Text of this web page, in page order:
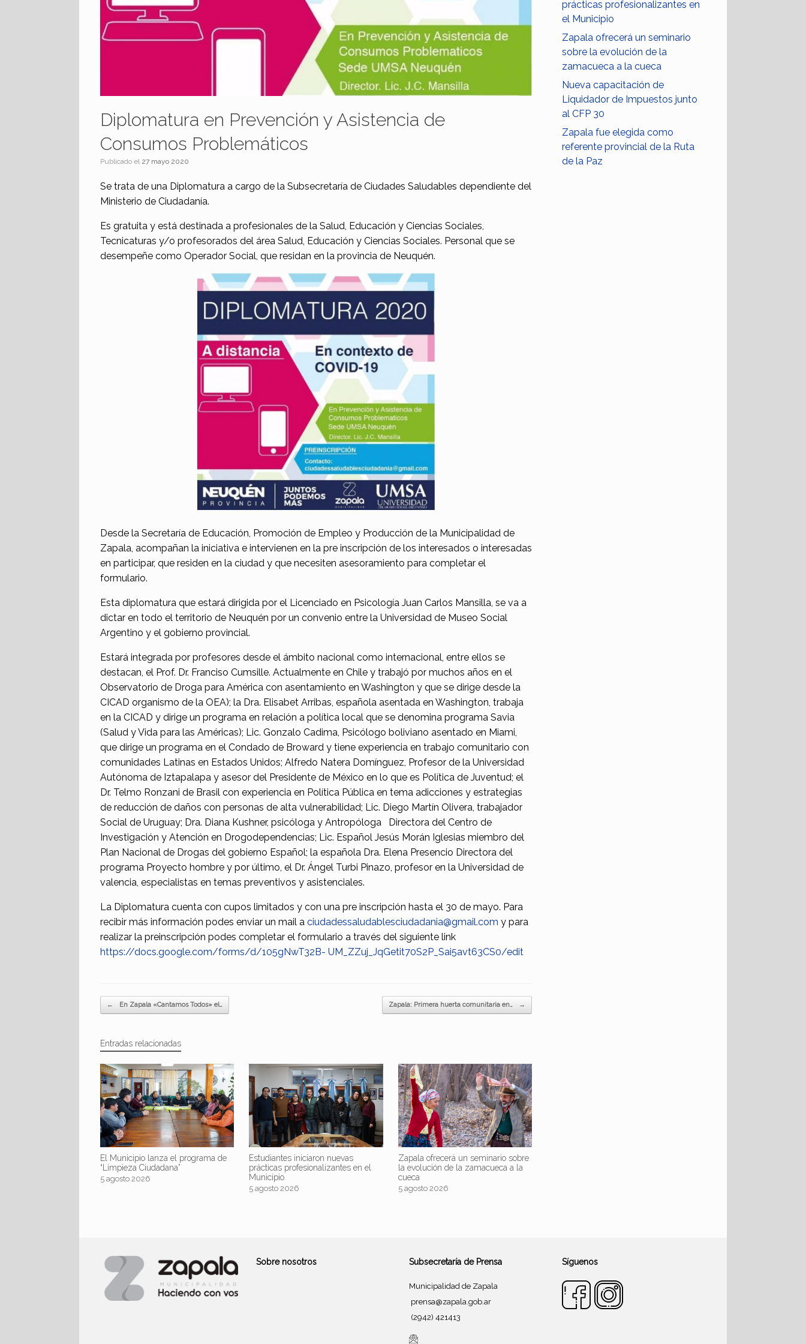
Diplomatura en Prevención y Asistencia de
Consumos Problemáticos
Publicado el 27 mayo 2020
Se trata de una Diplomatura a cargo de la Subsecretaría de Ciudades Saludables dependiente del
Ministerio de Ciudadanía.
Es gratuita y está destinada a profesionales de la Salud, Educación y Ciencias Sociales,
Tecnicaturas y/o profesorados del área Salud, Educación y Ciencias Sociales. Personal que se
desempeñe como Operador Social, que residan en la provincia de Neuquén.
Desde la Secretaría de Educación, Promoción de Empleo y Producción de la Municipalidad de
Zapala, acompañan la iniciativa e intervienen en la pre inscripción de los interesados o interesadas
en participar, que residen en la ciudad y que necesiten asesoramiento para completar el
formulario.
Esta diplomatura que estará dirigida por el Licenciado en Psicología Juan Carlos Mansilla, se va a
dictar en todo el territorio de Neuquén por un convenio entre la Universidad de Museo Social
Argentino y el gobierno provincial.
Estará integrada por profesores desde el ámbito nacional como internacional, entre ellos se
destacan, el Prof. Dr. Franciso Cumsille. Actualmente en Chile y trabajó por muchos años en el
Observatorio de Droga para América con asentamiento en Washington y que se dirige desde la
CICAD organismo de la OEA); la Dra. Elisabet Arribas, española asentada en Washington, trabaja
en la CICAD y dirige un programa en relación a política local que se denomina programa Savia
(Salud y Vida para las Américas); Lic. Gonzalo Cadima, Psicólogo boliviano asentado en Miami,
que dirige un programa en el Condado de Broward y tiene experiencia en trabajo comunitario con
comunidades Latinas en Estados Unidos; Alfredo Natera Domínguez, Profesor de la Universidad
Autónoma de Iztapalapa y asesor del Presidente de México en lo que es Política de Juventud; el
Dr. Telmo Ronzani de Brasil con experiencia en Política Pública en tema adicciones y estrategias
de reducción de daños con personas de alta vulnerabilidad; Lic. Diego Martín Olivera, trabajador
Social de Uruguay; Dra. Diana Kushner, psicóloga y Antropóloga Directora del Centro de
Investigación y Atención en Drogodependencias; Lic. Español Jesús Morán Iglesias miembro del
Plan Nacional de Drogas del gobierno Español; la española Dra. Elena Presencio Directora del
programa Proyecto hombre y por último, el Dr. Ángel Turbi Pinazo, profesor en la Universidad de
valencia, especialistas en temas preventivos y asistenciales.
La Diplomatura cuenta con cupos limitados y con una pre inscripción hasta el 30 de mayo. Para
recibir más información podes enviar un mail a ciudadessaludablesciudadania@gmail.com y para
realizar la preinscripción podes completar el formulario a través del siguiente link
https://docs.google.com/forms/d/105gNwT32B- UM_ZZuj_JqGetit70S2P_Sai5avt63CS0/edit
Navegador de artículos
← En Zapala «Cantamos Todos» el… Zapala: Primera huerta comunitaria en… →
Entradas relacionadas
El Municipio lanza el programa de
“Limpieza Ciudadana”
5 agosto 2026
Estudiantes iniciaron nuevas
prácticas profesionalizantes en el
Municipio
5 agosto 2026
Zapala ofrecerá un seminario sobre
la evolución de la zamacueca a la
cueca
5 agosto 2026
prácticas profesionalizantes en
el Municipio
Zapala ofrecerá un seminario
sobre la evolución de la
zamacueca a la cueca
Nueva capacitación de
Liquidador de Impuestos junto
al CFP 30
Zapala fue elegida como
referente provincial de la Ruta
de la Paz
Sobre nosotros Subsecretaría de Prensa
Municipalidad de Zapala
prensa@zapala.gob.ar
(2942) 421413
Síguenos